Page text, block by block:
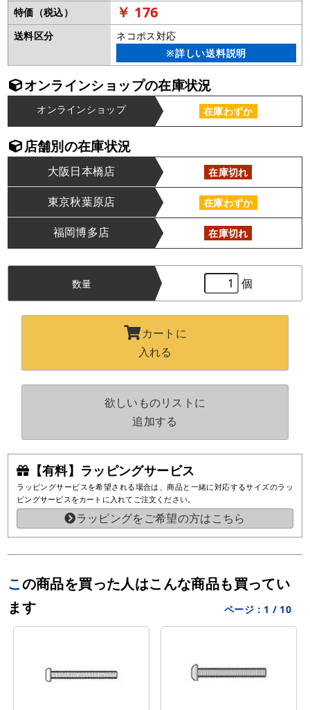
特価（税込）
￥ 176
送料区分
ネコポス対応
※詳しい送料説明
オンラインショップの在庫状況
オンラインショップ 在庫わずか
店舗別の在庫状況
大阪日本橋店 在庫切れ
東京秋葉原店 在庫わずか
福岡博多店 在庫切れ
【有料】ラッピングサービス
ラッピングサービスを希望される場合は、商品と一緒に対応するサイズのラッ
ピングサービスをカートに入れてご注文ください。
ラッピングをご希望の方はこちら
数量 個
カートに
入れる
欲しいものリストに
追加する
この商品を買った人はこんな商品も買ってい
ます
ページ： 1 / 10